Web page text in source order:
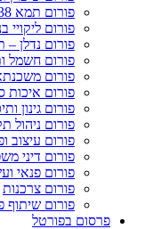
פורום תמא 38
פורום ליקויי
פורום נדלן –
פורום חשמל
פורום
פורום איכות
פורום גינון
פורום ניהול
פורום עיצוב
פורום דיני
פורום פנאי
פורום צרכנות
פורום שיתוף
פרסום בפורטל